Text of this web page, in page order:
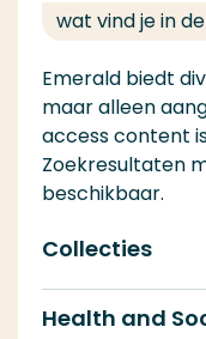
wat vind je in
Emerald biedt
maar alleen
access content
Zoekresultaten
beschikbaar.
Collecties
Health and